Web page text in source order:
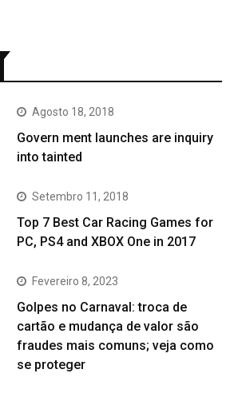
Agosto 18, 2018
Govern ment launches are inquiry
into tainted
Setembro 11, 2018
Top 7 Best Car Racing Games for
PC, PS4 and XBOX One in 2017
Fevereiro 8, 2023
Golpes no Carnaval: troca de
cartão e mudança de valor são
fraudes mais comuns; veja como
se proteger